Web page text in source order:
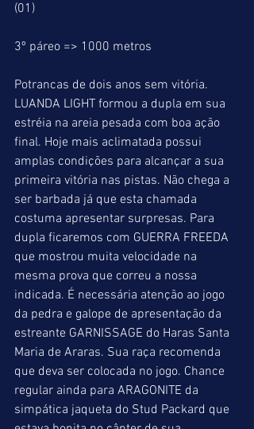
(01)
3º páreo => 1000 metros
Potrancas de dois anos sem vitória.
LUANDA LIGHT formou a dupla em sua
estréia na areia pesada com boa ação
final. Hoje mais aclimatada possui
amplas condições para alcançar a sua
primeira vitória nas pistas. Não chega a
ser barbada já que esta chamada
costuma apresentar surpresas. Para
dupla ficaremos com GUERRA FREEDA
que mostrou muita velocidade na
mesma prova que correu a nossa
indicada. É necessária atenção ao jogo
da pedra e galope de apresentação da
estreante GARNISSAGE do Haras Santa
Maria de Araras. Sua raça recomenda
que deva ser colocada no jogo. Chance
regular ainda para ARAGONITE da
simpática jaqueta do Stud Packard que